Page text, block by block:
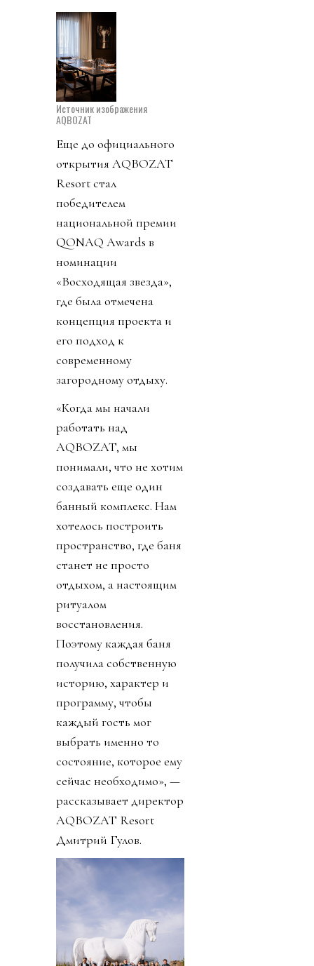
Источник изображения
AQBOZAT
Еще до официального
открытия AQBOZAT
Resort стал
победителем
национальной премии
QONAQ Awards в
номинации
«Восходящая звезда»,
где была отмечена
концепция проекта и
его подход к
современному
загородному отдыху.
«Когда мы начали
работать над
AQBOZAT, мы
понимали, что не хотим
создавать еще один
банный комплекс. Нам
хотелось построить
пространство, где баня
станет не просто
отдыхом, а настоящим
ритуалом
восстановления.
Поэтому каждая баня
получила собственную
историю, характер и
программу, чтобы
каждый гость мог
выбрать именно то
состояние, которое ему
сейчас необходимо», —
рассказывает директор
AQBOZAT Resort
Дмитрий Гулов.